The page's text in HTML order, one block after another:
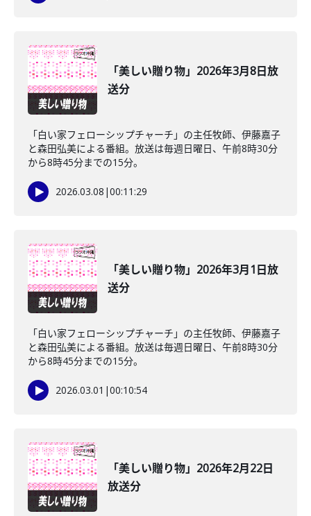
「美しい贈り物」2026年3月8日放
送分
「白い家フェローシップチャーチ」の主任牧師、伊藤嘉子
と森田弘美による番組。放送は毎週日曜日、午前8時30分
から8時45分までの15分。
2026.03.08 |00:11:29
「美しい贈り物」2026年3月1日放
送分
「白い家フェローシップチャーチ」の主任牧師、伊藤嘉子
と森田弘美による番組。放送は毎週日曜日、午前8時30分
から8時45分までの15分。
2026.03.01 |00:10:54
「美しい贈り物」2026年2月22日
放送分